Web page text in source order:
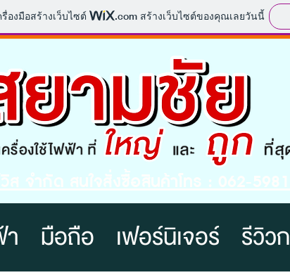
องมือสร้างเว็บไซต์ .com สร้างเว็บไซต์ของคุณเลยวันนี้
ส จำกัด สนใจสั่งซื้อสินค้าโทร : 062-
มือถือ เฟอร์นิเจอร์ รีวิว